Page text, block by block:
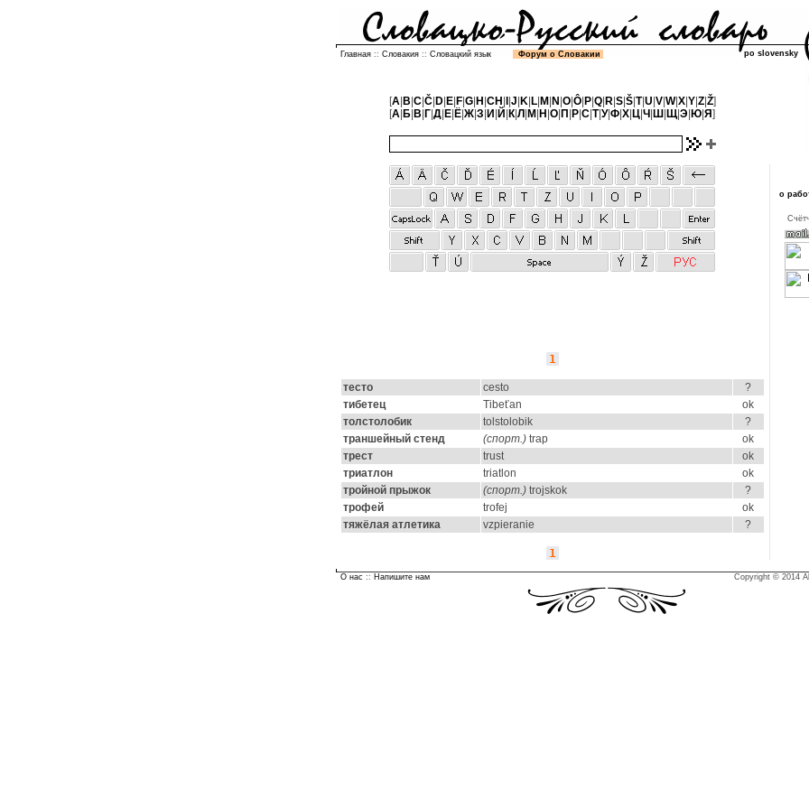
Главная :: Словакия :: Словацкий язык Форум о Словакии po slovensky
[A| B C| Č| D| E| F| G| H CH J K| L| M N O| Ô| P| Q| R| S| Š| T|U V| W|X| Y| Z| Ž]
[А Б В Г Д Е Ё Ж З И Й К|Л М Н О П Р С Т|У|Ф Х Ц Ч Ш Щ|Э Ю Я ]
1
тесто cesto
?
тибетец
Tibeťan
ok
толстолобик
tolstolobik
?
траншейный стенд
(спорт.)trap
ok
трест
trust
ok
триатлон
triatlon
ok
тройной прыжок
(спорт.)trojskok
?
трофей
trofej
ok
тяжёлая атлетика
vzpieranie ?
1
о
О нас :: Напишите нам Copyright © 2014